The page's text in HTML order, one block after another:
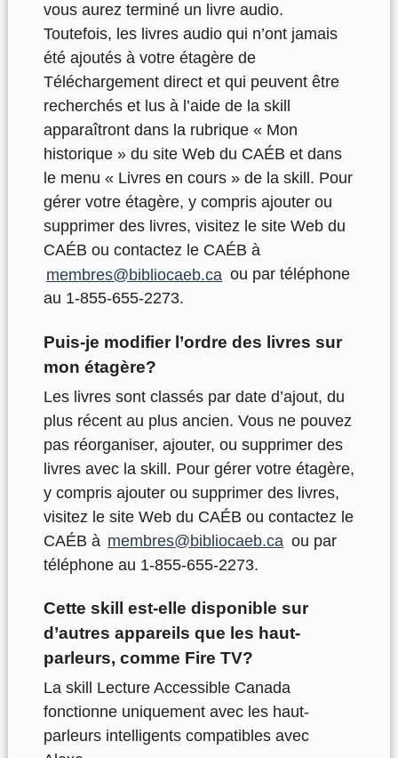
vous aurez terminé un livre audio.
Toutefois, les livres audio qui n’ont jamais
été ajoutés à votre étagère de
Téléchargement direct et qui peuvent être
recherchés et lus à l’aide de la skill
apparaîtront dans la rubrique « Mon
historique » du site Web du CAÉB et dans
le menu « Livres en cours » de la skill. Pour
gérer votre étagère, y compris ajouter ou
supprimer des livres, visitez le site Web du
CAÉB ou contactez le CAÉB à
membres@bibliocaeb.ca ou par téléphone
au 1-855-655-2273.
Puis-je modifier l’ordre des livres sur
mon étagère?
Les livres sont classés par date d’ajout, du
plus récent au plus ancien. Vous ne pouvez
pas réorganiser, ajouter, ou supprimer des
livres avec la skill. Pour gérer votre étagère,
y compris ajouter ou supprimer des livres,
visitez le site Web du CAÉB ou contactez le
CAÉB à membres@bibliocaeb.ca ou par
téléphone au 1-855-655-2273.
Cette skill est-elle disponible sur
d’autres appareils que les haut-
parleurs, comme Fire TV?
La skill Lecture Accessible Canada
fonctionne uniquement avec les haut-
parleurs intelligents compatibles avec